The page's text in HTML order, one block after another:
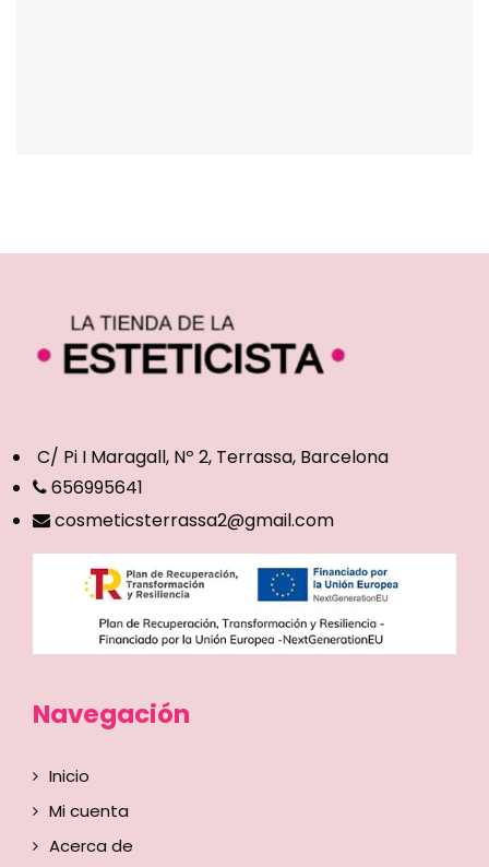
C/ Pi I Maragall, Nº 2, Terrassa, Barcelona
656995641
cosmeticsterrassa2@gmail.com
Navegación
Inicio
Mi cuenta
Acerca de